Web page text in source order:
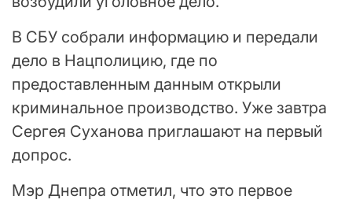
В СБУ собрали информацию и передали
дело в Нацполицию, где по
предоставленным данным открыли
криминальное производство. Уже завтра
Сергея Суханова приглашают на первый
допрос.
Мэр Днепра отметил, что это первое